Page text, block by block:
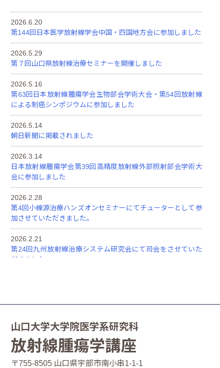
2026.6.20
第144回日本医学放射線学会中国・四国地方会に参加しました
2026.5.29
第７回山口県放射線治療セミナーを開催しました
2026.5.16
第63回日本放射線腫瘍学会生物部会学術大会・第54回放射線
による制癌シンポジウムに参加しました
2026.5.14
朝日新聞に掲載されました
2026.3.14
日本放射線腫瘍学会第39回高精度放射線外部照射部会学術大
会に参加しました
2026.2.28
第4回小線源治療ハンズオンセミナーにてチューターとして参
加させていただきました。
2026.2.21
第24回九州放射線治療システム研究会にて司会をさせていた
だきました。
JASTRO 2025に参加しました
2025.11.8
第66回日本肺癌学会学術集会に参加しました
山口大学大学院医学系研究科
放射線腫瘍学講座
〒755-8505 山口県宇部市南小串1-1-1